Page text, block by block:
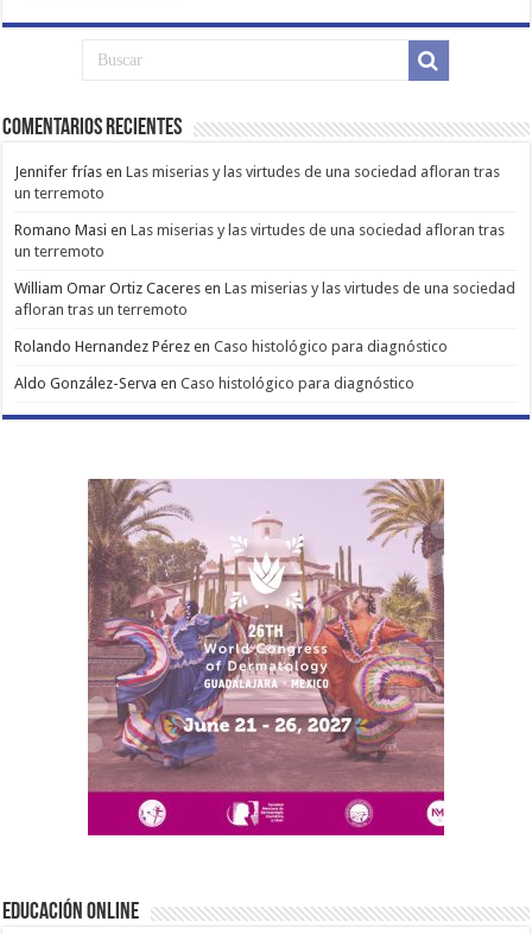
Comentarios Recientes
Jennifer frías enLas miserias y las virtudes de una sociedad afloran tras
un terremoto
Romano Masi enLas miserias y las virtudes de una sociedad afloran tras
un terremoto
William Omar Ortiz Caceres enLas miserias y las virtudes de una sociedad
afloran tras un terremoto
Rolando Hernandez Pérez enCaso histológico para diagnóstico
Aldo González-Serva enCaso histológico para diagnóstico
EDUCACIÓN ONLINE